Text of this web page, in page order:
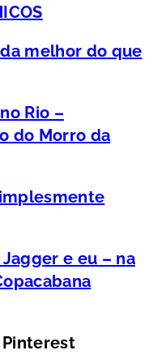
melhor do que
Rio –
do Morro da
e eu – na
Pinterest